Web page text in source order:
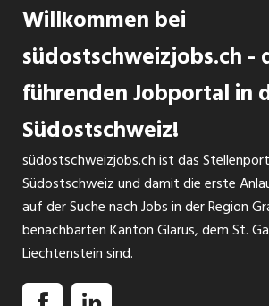
Als moderner Forstbetrieb
unsere Mitarbeiter stetig
Maschinen sind immer auf
Willkommen bei
südostschweizjobs.ch -
führenden Jobportal in
Südostschweiz!
südostschweizjobs.ch ist das
Südostschweiz und damit die erste
auf der Suche nach Jobs in der Region
benachbarten Kanton Glarus, dem St.
Liechtenstein sind.